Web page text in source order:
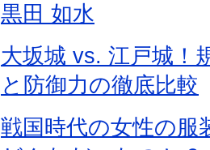
黒田 如水
大坂城 vs. 江戸城！
と防御力の徹底比較
戦国時代の女性の服